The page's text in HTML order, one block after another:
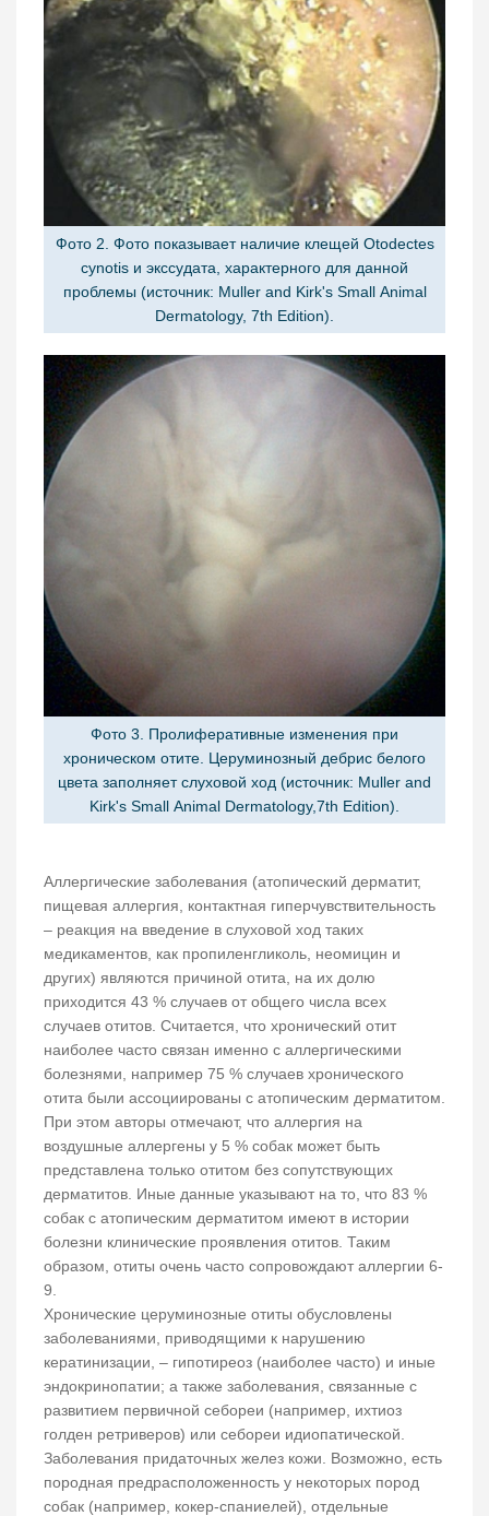
Фото 2. Фото показывает наличие клещей Otodectes
cynotis и экссудата, характерного для данной
проблемы (источник: Muller and Kirk's Small Animal
Dermatology, 7th Edition).
Фото 3. Пролиферативные изменения при
хроническом отите. Церуминозный дебрис белого
цвета заполняет слуховой ход (источник: Muller and
Kirk's Small Animal Dermatology,7th Edition).
Аллергические заболевания (атопический дерматит,
пищевая аллергия, контактная гиперчувствительность
– реакция на введение в слуховой ход таких
медикаментов, как пропиленгликоль, неомицин и
других) являются причиной отита, на их долю
приходится 43 % случаев от общего числа всех
случаев отитов. Считается, что хронический отит
наиболее часто связан именно с аллергическими
болезнями, например 75 % случаев хронического
отита были ассоциированы с атопическим дерматитом.
При этом авторы отмечают, что аллергия на
воздушные аллергены у 5 % собак может быть
представлена только отитом без сопутствующих
дерматитов. Иные данные указывают на то, что 83 %
собак с атопическим дерматитом имеют в истории
болезни клинические проявления отитов. Таким
образом, отиты очень часто сопровождают аллергии 6-
9.
Хронические церуминозные отиты обусловлены
заболеваниями, приводящими к нарушению
кератинизации, – гипотиреоз (наиболее часто) и иные
эндокринопатии; а также заболевания, связанные с
развитием первичной себореи (например, ихтиоз
голден ретриверов) или себореи идиопатической.
Заболевания придаточных желез кожи. Возможно, есть
породная предрасположенность у некоторых пород
собак (например, кокер-спаниелей), отдельные